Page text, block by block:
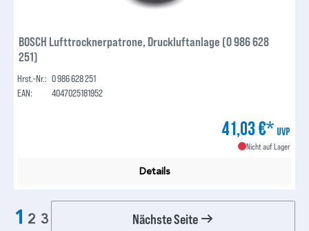
BOSCH Lufttrocknerpatrone, Druckluftanlage (0 986 628
251)
Hrst.-Nr.: 0 986 628 251
EAN:
4047025181952
41,03 €* UVP
Nicht auf Lager
Details
1 2 3 Nächste Seite